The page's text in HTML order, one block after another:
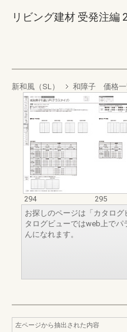
リビング建材 受発注編
新和風（SL） 和障子 価格一
294
295
お探しのページは「カタロ
タログビューではweb上でパ
んになれます。
左ページから抽出された内容